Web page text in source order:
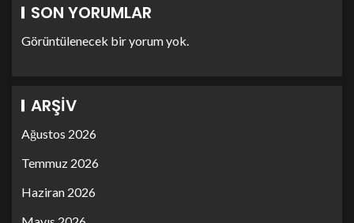
SON YORUMLAR
Görüntülenecek bir yorum yok.
ARŞIV
Ağustos 2026
Temmuz 2026
Haziran 2026